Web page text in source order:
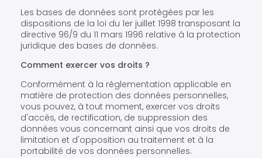
Les bases de données sont protégées par les
dispositions de la loi du 1er juillet 1998 transposant la
directive 96/9 du 11 mars 1996 relative à la protection
juridique des bases de données.
Comment exercer vos droits ?
Conformément à la réglementation applicable en
matière de protection des données personnelles,
vous pouvez, à tout moment, exercer vos droits
d'accès, de rectification, de suppression des
données vous concernant ainsi que vos droits de
limitation et d'opposition au traitement et à la
portabilité de vos données personnelles.